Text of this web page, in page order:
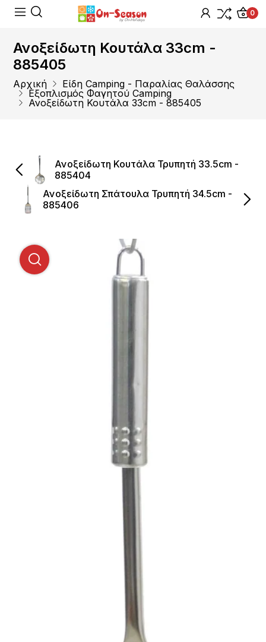
0
Ανοξείδωτη Κουτάλα 33cm -
885405
Αρχική
Είδη Camping - Παραλίας Θαλάσσης
Εξοπλισμός Φαγητού Camping
Ανοξείδωτη Κουτάλα 33cm - 885405
Ανοξείδωτη Κουτάλα Τρυπητή 33.5cm -
885404
Ανοξείδωτη Σπάτουλα Τρυπητή 34.5cm -
885406